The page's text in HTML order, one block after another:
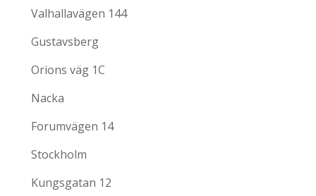
Valhallavägen 144
Gustavsberg
Orions väg 1C
Nacka
Forumvägen 14
Stockholm
Kungsgatan 12